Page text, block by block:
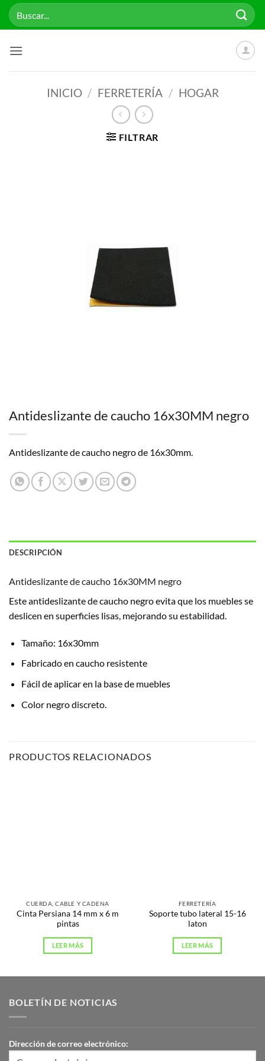
Saltar
Buscar
por:
INICIO / FERRETERÍA / HOGAR
FILTRAR
Antideslizante de caucho 16x30MM negro
Antideslizante de caucho negro de 16x30mm.
DESCRIPCIÓN
Antideslizante de caucho 16x30MM negro
Este antideslizante de caucho negro evita que los muebles se
deslicen en superficies lisas, mejorando su estabilidad.
Tamaño: 16x30mm
Fabricado en caucho resistente
Fácil de aplicar en la base de muebles
Color negro discreto.
PRODUCTOS RELACIONADOS
CUERDA, CABLE Y CADENA
Cinta Persiana 14 mm x 6 m
pintas
LEER MÁS
FERRETERÍA
Soporte tubo lateral 15-16
laton
LEER MÁS
BOLETÍN DE NOTICIAS
Dirección de correo electrónico: